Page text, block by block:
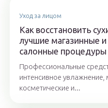
Уход за лицом
Как восстановить
лучшие магазинные
салонные процедуры
Профессиональные
интенсивное
косметические и...